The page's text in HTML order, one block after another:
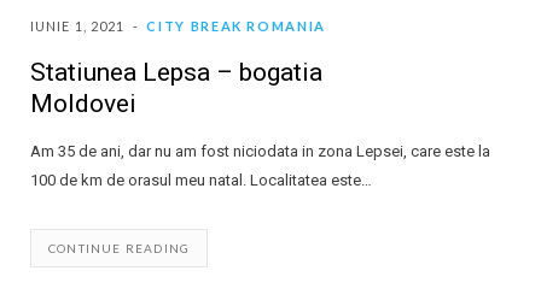
CITY BREAK ROMANIA
IUNIE 1, 2021
Statiunea Lepsa – bogatia
Moldovei
Am 35 de ani, dar nu am fost niciodata in zona Lepsei, care este la
100 de km de orasul meu natal. Localitatea este…
CONTINUE READING